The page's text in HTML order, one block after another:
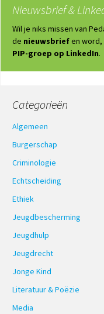
Nieuwsbrief &
Wil je niks missen van
de nieuwsbriefen word,
PIP-groep op LinkedIn.
Categorieën
Algemeen
Burgerschap
Criminologie
Echtscheiding
Ethiek
Jeugdbescherming
Jeugdhulp
Jeugdrecht
Jonge Kind
Literatuur & Poëzie
Media